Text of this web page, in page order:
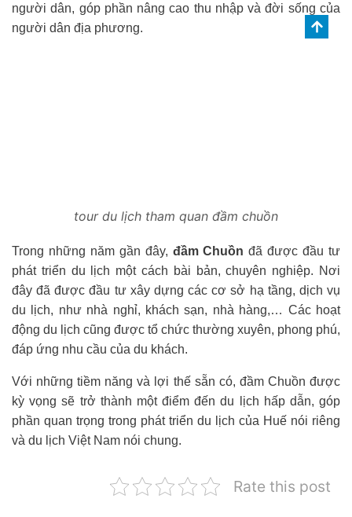
người dân, góp phần nâng cao thu nhập và đời sống của
người dân địa phương.
tour du lịch tham quan đầm chuồn
Trong những năm gần đây, đầm Chuồn đã được đầu tư
phát triển du lịch một cách bài bản, chuyên nghiệp. Nơi
đây đã được đầu tư xây dựng các cơ sở hạ tầng, dịch vụ
du lịch, như nhà nghỉ, khách sạn, nhà hàng,… Các hoạt
động du lịch cũng được tổ chức thường xuyên, phong phú,
đáp ứng nhu cầu của du khách.
Với những tiềm năng và lợi thế sẵn có, đầm Chuồn được
kỳ vọng sẽ trở thành một điểm đến du lịch hấp dẫn, góp
phần quan trọng trong phát triển du lịch của Huế nói riêng
và du lịch Việt Nam nói chung.
Rate this post